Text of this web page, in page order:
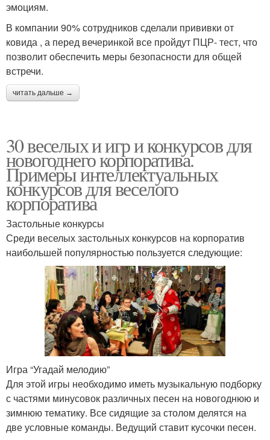
эмоциям.
В компании 90% сотрудников сделали прививки от
ковида , а перед вечеринкой все пройдут ПЦР- тест, что
позволит обеспечить меры безопасности для общей
встречи.
читать дальше →
30 веселых и игр и конкурсов для
новогоднего корпоратива.
Примеры интеллектуальных
конкурсов для веселого
корпоратива
Застольные конкурсы
Среди веселых застольных конкурсов на корпоратив
наибольшей популярностью пользуется следующие:
Игра “Угадай мелодию”
Для этой игры необходимо иметь музыкальную подборку
с частями минусовок различных песен на новогоднюю и
зимнюю тематику. Все сидящие за столом делятся на
две условные команды. Ведущий ставит кусочки песен.